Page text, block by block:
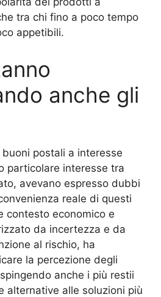
tra chi fino a poco tempo
appetibili.
anche gli
buoni postali a interesse
particolare interesse tra
avevano espresso dubbi
reale di questi
contesto economico e
da incertezza e da
al rischio, ha
la percezione degli
anche i più restii
alternative alle soluzioni più